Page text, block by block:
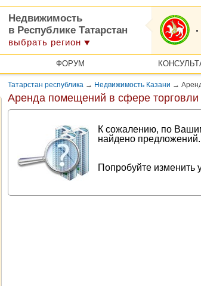
Недвижимость
в Республике Татарстан
выбрать регион
ФОРУМ
Татарстан республика → Недвижимость Казани →
Аренда помещений в сфере торговли
К сожалению, по
найдено предложений.
Попробуйте изменить